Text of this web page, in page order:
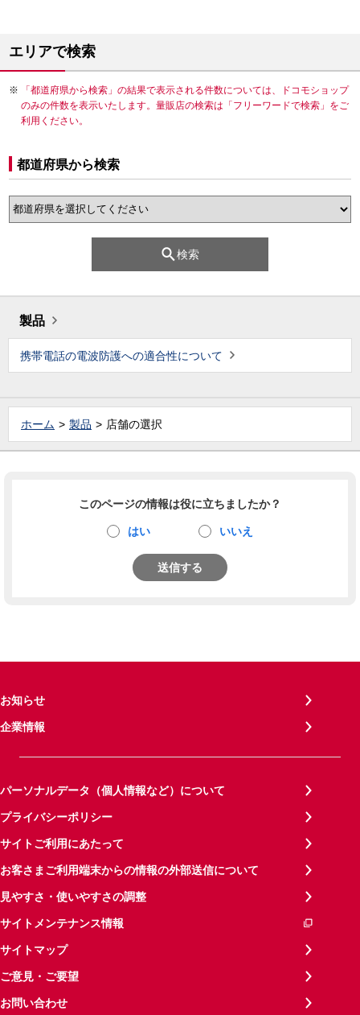
エリアで検索
「都道府県から検索」の結果で表示される件数については、ドコモショップ
のみの件数を表示いたします。量販店の検索は「フリーワードで検索」をご
利用ください。
都道府県から検索
検索
製品
携帯電話の電波防護への適合性について
ホーム 製品 店舗の選択
このページの情報は役に立ちましたか？
はい いいえ
送信する
お知らせ
企業情報
パーソナルデータ（個人情報など）について
プライバシーポリシー
サイトご利用にあたって
お客さまご利用端末からの情報の外部送信について
見やすさ・使いやすさの調整
サイトメンテナンス情報
サイトマップ
ご意見・ご要望
お問い合わせ